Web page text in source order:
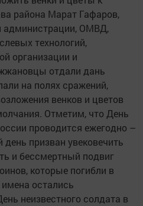
района Марат Гафаров,
администрации, ОМВД,
технологий,
организации и
отдали дань
на полях сражений,
венков и цветов
Отметим, что День
проводится ежегодно –
призван увековечить
и бессмертный подвиг
которые погибли в
остались
неизвестного солдата в